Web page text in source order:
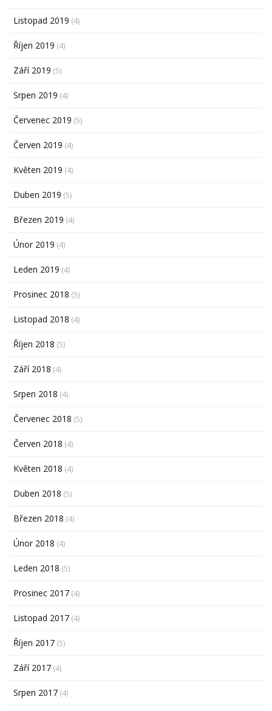
Listopad 2019 (4)
Říjen 2019 (4)
Září 2019 (5)
Srpen 2019 (4)
Červenec 2019 (5)
Červen 2019 (4)
Květen 2019 (4)
Duben 2019 (5)
Březen 2019 (4)
Únor 2019 (4)
Leden 2019 (4)
Prosinec 2018 (5)
Listopad 2018 (4)
Říjen 2018 (5)
Září 2018 (4)
Srpen 2018 (4)
Červenec 2018 (5)
Červen 2018 (4)
Květen 2018 (4)
Duben 2018 (5)
Březen 2018 (4)
Únor 2018 (4)
Leden 2018 (5)
Prosinec 2017 (4)
Listopad 2017 (4)
Říjen 2017 (5)
Září 2017 (4)
Srpen 2017 (4)